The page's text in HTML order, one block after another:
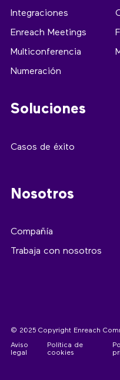
Integraciones
Enreach Meetings
Multiconferencia
Numeración
Soluciones
Casos de éxito
Nosotros
Compañía
Trabaja con nosotros
© 2025 Copyright Enreach
Aviso
legal
Política de
cookies